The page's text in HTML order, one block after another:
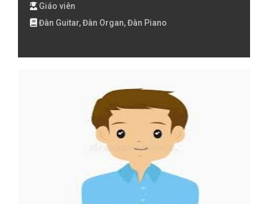
Giáo viên
Đàn Guitar, Đàn Organ, Đàn Piano